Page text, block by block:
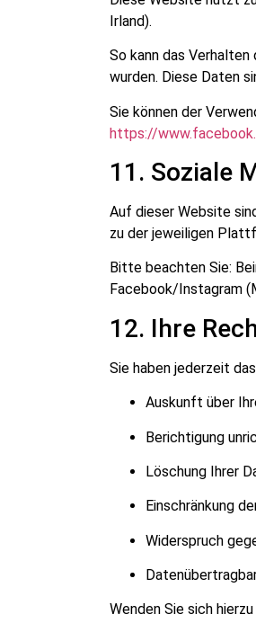
Irland).
So kann das
wurden. Diese Daten
Sie können der
https://
11. Soziale
Auf dieser Website
zu der jeweiligen
Bitte beachten Sie:
Facebook/Instagram
12. Ihre
Sie haben jederzeit
Auskunft über
Berichtigung
Löschung Ihrer
Einschränkung
Widerspruch
Wenden Sie sich